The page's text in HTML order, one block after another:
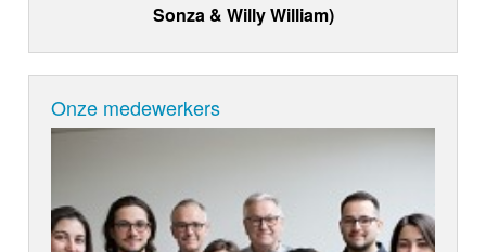
Sonza & Willy William)
Onze medewerkers